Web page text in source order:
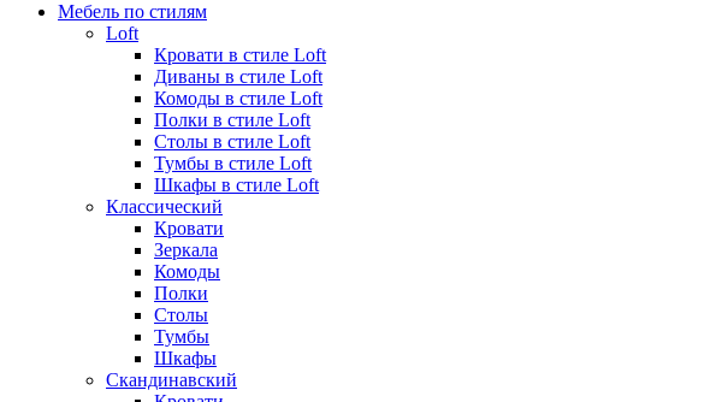
Мебель по стилям
Loft
Кровати в стиле Loft
Диваны в стиле Loft
Комоды в стиле Loft
Полки в стиле Loft
Столы в стиле Loft
Тумбы в стиле Loft
Шкафы в стиле Loft
Классический
Кровати
Зеркала
Комоды
Полки
Столы
Тумбы
Шкафы
Скандинавский